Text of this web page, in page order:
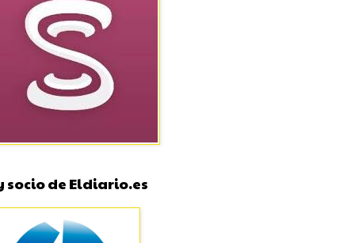
socio de Eldiario.es